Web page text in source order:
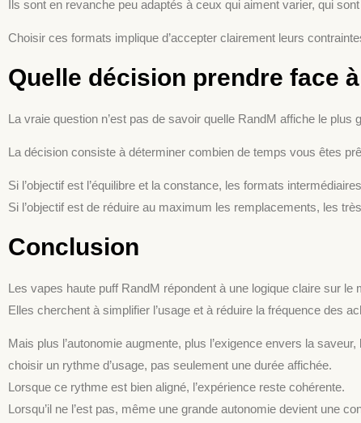
Ils sont en revanche peu adaptés à ceux qui aiment varier, qui
Choisir ces formats implique d’accepter clairement leurs
Quelle décision prendre face
La vraie question n’est pas de savoir quelle RandM affiche le plus
La décision consiste à déterminer combien de temps vous êtes
Si l’objectif est l’équilibre et la constance, les formats
Si l’objectif est de réduire au maximum les remplacements, les
Conclusion
Les vapes haute puff RandM répondent à une logique claire sur le
Elles cherchent à simplifier l’usage et à réduire la fréquence des
Mais plus l’autonomie augmente, plus l’exigence envers la
choisir un rythme d’usage, pas seulement une durée affichée.
Lorsque ce rythme est bien aligné, l’expérience reste cohérente.
Lorsqu’il ne l’est pas, même une grande autonomie devient une